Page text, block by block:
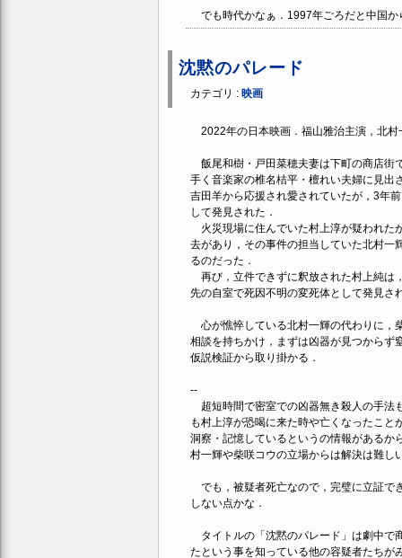
でも時代かなぁ．1997年ごろだと中国
沈黙のパレード
カテゴリ : 映画
2022年の日本映画．福山雅治主演，北村
飯尾和樹・戸田菜穂夫妻は下町の商店街
手く音楽家の椎名桔平・檀れい夫婦に見出
吉田羊から応援され愛されていたが，3年
して発見された．
火災現場に住んでいた村上淳が疑われた
去があり，その事件の担当していた北村一
るのだった．
再び，立件できずに釈放された村上純は
先の自室で死因不明の変死体として発見さ
心が憔悴している北村一輝の代わりに，
相談を持ちかけ，まずは凶器が見つからず
仮説検証から取り掛かる．
--
超短時間で密室での凶器無き殺人の手法
も村上淳が恐喝に来た時や亡くなったこ
洞察・記憶しているというの情報があるか
村一輝や柴咲コウの立場からは解決は難し
でも，被疑者死亡なので，完璧に立証で
しない点かな．
タイトルの「沈黙のパレード」は劇中で
たという事を知っている他の容疑者たちが